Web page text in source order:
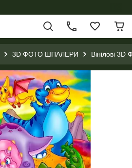
3D ФОТО ШПАЛЕРИ Вінілові